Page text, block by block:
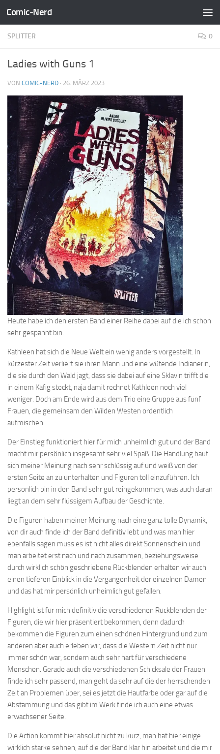
Zum Inhalt springen
Comic-Nerd
SPLITTER 0
Ladies with Guns 1
VON COMIC-NERD · 26. MÄRZ 2023
Heute habe ich den ersten Band einer Reihe dabei auf die ich schon
sehr gespannt bin.
Kathleen hat sich die Neue Welt ein wenig anders vorgestellt. In
kürzester Zeit verliert sie ihren Mann und eine wütende Indianerin,
die sie durch den Wald jagt, dass sie dabei auf eine Sklavin trifft die
in einem Käfig steckt, naja damit rechnet Kathleen noch viel
weniger. Doch am Ende wird aus dem Trio eine Gruppe aus fünf
Frauen, die gemeinsam den Wilden Westen ordentlich
aufmischen.
Der Einstieg funktioniert hier für mich unheimlich gut und der Band
macht mir persönlich insgesamt sehr viel Spaß. Die Handlung baut
sich meiner Meinung nach sehr schlüssig auf und weiß von der
ersten Seite an zu unterhalten und Figuren toll einzuführen. Ich
persönlich bin in den Band sehr gut reingekommen, was auch daran
liegt an dem sehr flüssigem Aufbau der Geschichte.
Die Figuren haben meiner Meinung nach eine ganz tolle Dynamik,
von dir auch finde ich der Band definitiv lebt und was man hier
ebenfalls sagen muss es ist nicht alles direkt Sonnenschein und
man arbeitet erst nach und nach zusammen, beziehungsweise
durch wirklich schön geschriebene Rückblenden erhalten wir auch
einen tieferen Einblick in die Vergangenheit der einzelnen Damen
und das hat mir persönlich unheimlich gut gefallen.
Highlight ist für mich definitiv die verschiedenen Rückblenden der
Figuren, die wir hier präsentiert bekommen, denn dadurch
bekommen die Figuren zum einen schönen Hintergrund und zum
anderen aber auch erleben wir, dass die Western Zeit nicht nur
immer schön war, sondern auch sehr hart für verschiedene
Menschen. Gerade auch die verschiedenen Schicksale der Frauen
finde ich sehr passend, man geht da sehr auf die der herrschenden
Zeit an Problemen über, sei es jetzt die Hautfarbe oder gar auf die
Abstammung und das gibt im Werk finde ich auch eine etwas
erwachsener Seite.
Die Action kommt hier absolut nicht zu kurz, man hat hier einige
wirklich starke sehnen, auf die der Band klar hin arbeitet und die mir